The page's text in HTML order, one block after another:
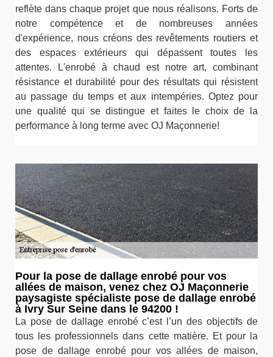
reflète dans chaque projet que nous réalisons. Forts de
notre compétence et de nombreuses années
d'expérience, nous créons des revêtements routiers et
des espaces extérieurs qui dépassent toutes les
attentes. L'enrobé à chaud est notre art, combinant
résistance et durabilité pour des résultats qui résistent
au passage du temps et aux intempéries. Optez pour
une qualité qui se distingue et faites le choix de la
performance à long terme avec OJ Maçonnerie!
Pour la pose de dallage enrobé pour vos
allées de maison, venez chez OJ Maçonnerie
paysagiste spécialiste pose de dallage enrobé
à Ivry Sur Seine dans le 94200 !
La pose de dallage enrobé c’est l’un des objectifs de
tous les professionnels dans cette matière. Et pour la
pose de dallage enrobé pour vos allées de maison,